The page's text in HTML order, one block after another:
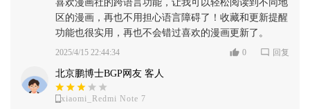
喜欢漫画社的跨语言功能，让我可以轻松阅读到不同地
区的漫画，再也不用担心语言障碍了！收藏和更新提醒
功能也很实用，再也不会错过喜欢的漫画更新了。
2025/4/15 22:44:34 0 回复
北京鹏博士BGP网友 客人
xiaomi_Redmi Note 7